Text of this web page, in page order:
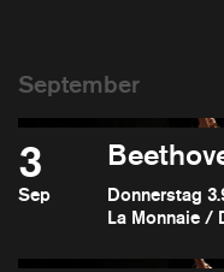
3
Sep
Donnerstag
La Monnaie /